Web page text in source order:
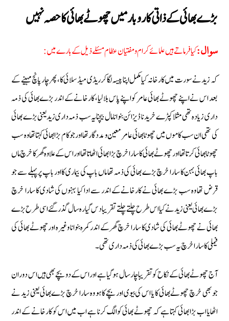
بڑے بھائی کے ذاتی کاروبار ميں چھوٹے بھائی کا حصہ نہیں
سوال:کیا فرماتے ہیں علمائے کرام ومفتیان عظام مسئلے ذیل کے بارے میں:
کہ زید نے سورت میں کارخانہ کیا مکمل اپنا پیسہ لگا کر ریڈی میڈ سلائى کا، پھر چار پانچ مہینے کے
بعد اس نے اپنے چھوٹے بھائی عامر کو اپنے پاس بلا لیا، کارخانے کے اندر بڑے بھائی کی ذمہ
داری زیادہ تھی مثلا کپڑے خریدنا ڈیزائن بنوانا مال بیچنا یہ سب ذمہ داری زید یعنی بڑے بھائی
کی تھی ان سب کاموں میں چھوٹا بھائی عامر معین و مددگار تھا اور جو کام بڑا بھائی کہتا تھا وہ سب
چھوٹا بھائی کرتا تھا اور چھوٹے بھائی کا سارا خرچ بڑا بھائی اٹھاتا تھا اور اس کے علاوہ گھر کا خرچ ماں
باپ بھائی بہن کا سارا خرچ بڑے بھائی کی ذمہ تھا ماں باپ کی بیماری کا اور باپ پر پہلے سے جو
قرض تھا وہ سب بڑے بھائی نے کارخانےکے اندر سے ادا کیا بہنوں کی شادی کا سارا خرچ
بڑے بھائی یعنی زید نے کیا اس طرح چلتے چلتے تقریبا دس گیارہ سال گذر گئے اسی طرح بڑے
بھائی نے چھوٹے بھائی کی شادی کا سارا خرچ گھر کے اندر کمرہ بنوانا وغیرہ اور چھوٹے بھائی کی
فیملی کا سارا خرچ یہ سب بڑے بھائی کی ذمہ داری تھی۔
آج چھوٹے بھائی کے نکاح کو تقریبا چار سال ہو گیا ہے اور اس کے دو بچے بھی ہیں اس دوران
جو بھی خرچ چھوٹے بھائی کا یا اس کی بیوی اور بچے کا ہو وہ سارا خرچ بڑے بھائی یعنی زید نے
اٹھایا اب بڑا بھائی کہتا ہے کہ چھوٹے بھائی کو الگ کرنا ہے اب میں اس کو کارخانے کے اندر